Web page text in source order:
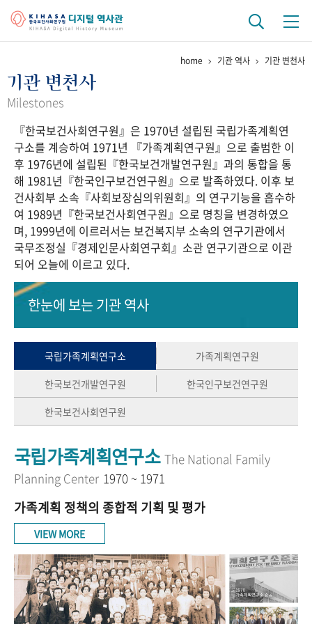
걸어온 길 기관 변천사
연구 역사
정책과 연구 키워드로 보는 연구 역사
연구자들
간행물 변천사
기록물 아카이브
사진 아카이브 문서 기록물 행정박물 영상 기록물
50+1 주년 기념
세계와 함께 한 KIHASA
VR 역사관
home 기관 역사 기관 변천사
기관 변천사
Milestones
『한국보건사회연구원』은 1970년 설립된 국립가족계획연
구소를 계승하여 1971년 『가족계획연구원』으로 출범한 이
후 1976년에 설립된『한국보건개발연구원』과의 통합을 통
해 1981년『한국인구보건연구원』으로 발족하였다. 이후 보
건사회부 소속『사회보장심의위원회』의 연구기능을 흡수하
여 1989년『한국보건사회연구원』으로 명칭을 변경하였으
며, 1999년에 이르러서는 보건복지부 소속의 연구기관에서
국무조정실『경제인문사회연구회』소관 연구기관으로 이관
되어 오늘에 이르고 있다.
한눈에 보는기관 역사
국립가족계획연구소
가족계획연구원
한국보건개발연구원
한국인구보건연구원
한국보건사회연구원
국립가족계획연구소 The National Family
Planning Center 1970 ~ 1971
가족계획 정책의 종합적 기획 및 평가
VIEW MORE